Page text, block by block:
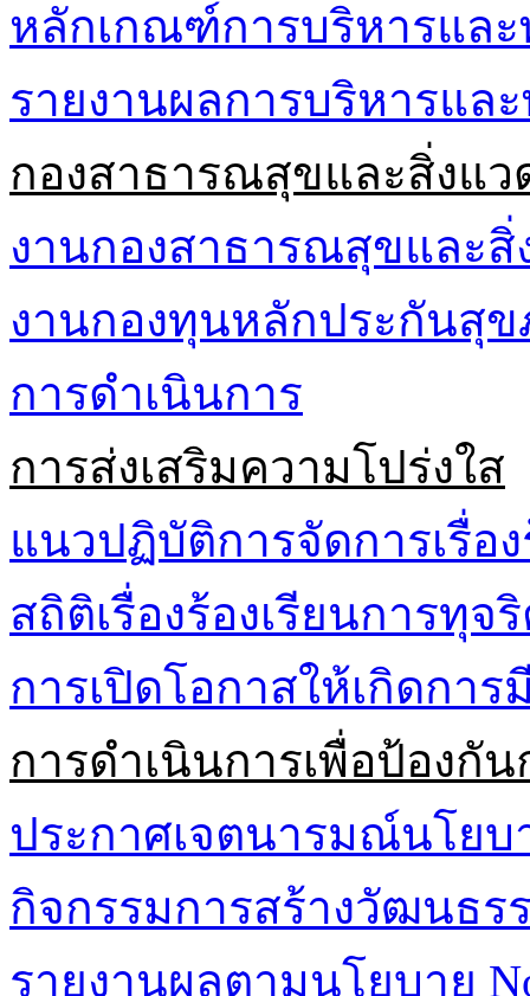
หลักเกณฑ์การบริหารแล
รายงานผลการบริหารแ
กองสาธารณสุขและสิ่งแว
งานกองสาธารณสุขและสิ่
งานกองทุนหลักประกันสุ
การดำเนินการ
การส่งเสริมความโปร่งใส
แนวปฏิบัติการจัดการเรื่อ
สถิติเรื่องร้องเรียนการทุจ
การเปิดโอกาสให้เกิดกา
การดำเนินการเพื่อป้องกั
ประกาศเจตนารมณ์นโยบ
กิจกรรมการสร้างวัฒนธร
รายงานผลตามนโยบาย